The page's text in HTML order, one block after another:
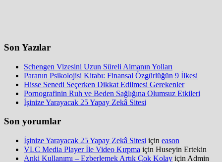
Son Yazılar
Schengen Vizesini Uzun Süreli Almanın Yolları
Paranın Psikolojisi Kitabı: Finansal Özgürlüğün 9 İlkesi
Hisse Senedi Seçerken Dikkat Edilmesi Gerekenler
Pornografinin Ruh ve Beden Sağlığına Olumsuz Etkileri
İşinize Yarayacak 25 Yapay Zekâ Sitesi
Son yorumlar
İşinize Yarayacak 25 Yapay Zekâ Sitesi için eason
VLC Media Player İle Video Kırpma için Huseyin Ertekin
Anki Kullanımı – Ezberlemek Artık Çok Kolay için Admin